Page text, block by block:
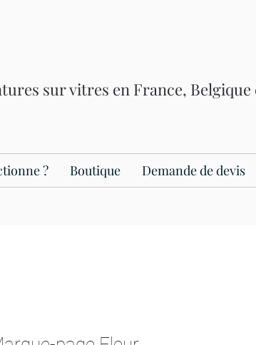
sur vitres en France,
? Boutique Demande de devis